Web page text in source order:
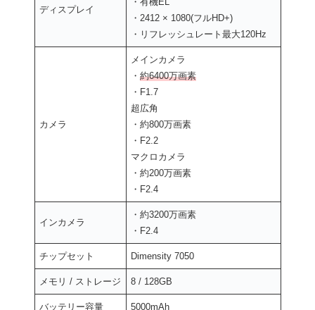
ディスプレイ
・2412 × 1080(フルHD+)
・リフレッシュレート最大120Hz
カメラ
メインカメラ
・ 約6400万画素
・F1.7
超広角
・約800万画素
・F2.2
マクロカメラ
・約200万画素
・F2.4
インカメラ
・約3200万画素
・F2.4
チップセット Dimensity 7050
メモリ / ストレージ 8 / 128GB
バッテリー容量 5000mAh